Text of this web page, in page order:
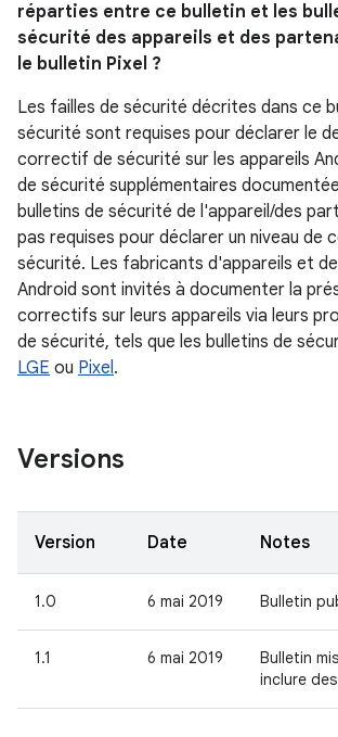
réparties entre ce bulletin et les
sécurité des appareils et des
le bulletin Pixel ?
Les failles de sécurité décrites dans ce
sécurité sont requises pour déclarer le
correctif de sécurité sur les appareils
de sécurité supplémentaires
bulletins de sécurité de l'appareil/des
pas requises pour déclarer un niveau de
sécurité. Les fabricants d'appareils et
Android sont invités à documenter la
correctifs sur leurs appareils via leurs
de sécurité, tels que les bulletins de
LGE ou Pixel.
Versions
Version Date Notes
1.0 6 mai 2019 Bulletin
1.1 6 mai 2019
Bulletin
inclure